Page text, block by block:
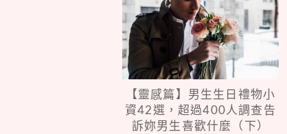
【靈感篇】男生生日禮物小
資42選，超過400人調查告
訴妳男生喜歡什麼（下）